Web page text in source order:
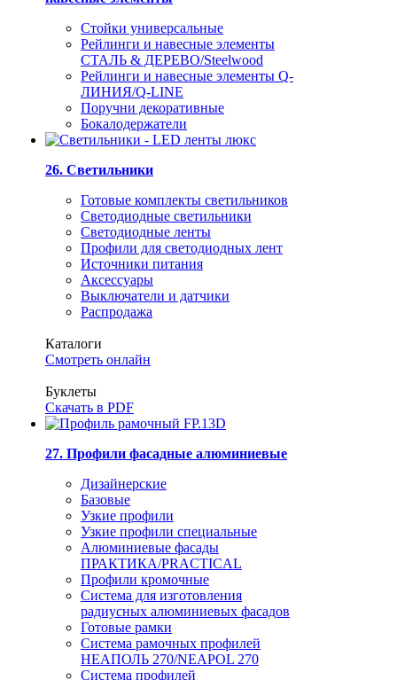
Стойки универсальные
Рейлинги и навесные элементы
СТАЛЬ & ДЕРЕВО/Steelwood
Рейлинги и навесные элементы Q-
ЛИНИЯ/Q-LINE
Поручни декоративные
Бокалодержатели
26. Светильники
Готовые комплекты светильников
Светодиодные светильники
Светодиодные ленты
Профили для светодиодных лент
Источники питания
Аксессуары
Выключатели и датчики
Распродажа
Каталоги
Смотреть онлайн
Буклеты
Скачать в PDF
27. Профили фасадные алюминиевые
Дизайнерские
Базовые
Узкие профили
Узкие профили специальные
Алюминиевые фасады
ПРАКТИКА/PRACTICAL
Профили кромочные
Система для изготовления
радиусных алюминиевых фасадов
Готовые рамки
Система рамочных профилей
НЕАПОЛЬ 270/NEAPOL 270
Система профилей